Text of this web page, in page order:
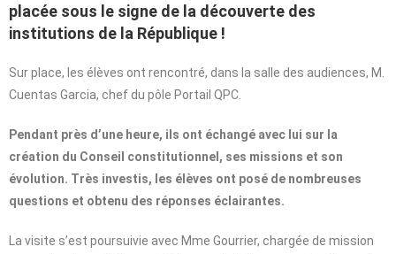
placée sous le signe de la découverte des
institutions de la République !
Sur place, les élèves ont rencontré, dans la salle des audiences, M.
Cuentas Garcia, chef du pôle Portail QPC.
Pendant près d’une heure, ils ont échangé avec lui sur la
création du Conseil constitutionnel, ses missions et son
évolution. Très investis, les élèves ont posé de nombreuses
questions et obtenu des réponses éclairantes.
La visite s’est poursuivie avec Mme Gourrier, chargée de mission